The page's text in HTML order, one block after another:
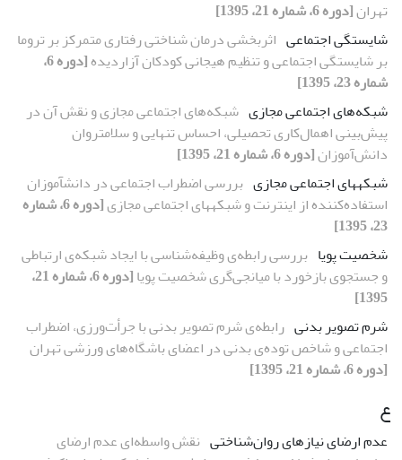
تهران[دوره 6، شماره 21، 1395]
شایستگی اجتماعی اثربخشی درمان شناختی رفتاری متمرکز بر تروما
بر شایستگی اجتماعی و تنظیم هیجانی کودکان آزاردیده
[دوره 6،
شماره 23، 1395]
شبکه‌های اجتماعی مجازی شبکه‌های اجتماعی مجازی و نقش آن در
پیش‌بینی اهمال‌کاری تحصیلی، احساس تنهایی و سلامت‏روان
دانش‌آموزان[دوره 6، شماره 21، 1395]
شبکه‎های اجتماعی مجازی
بررسی اضطراب اجتماعی در دانش‎آموزان
استفاده‌کننده از اینترنت و شبکه‎های اجتماعی مجازی
[دوره 6، شماره
23، 1395]
شخصیت پویا بررسی رابطه‌ی وظیفه‌شناسی با ایجاد شبکه‌ی ارتباطی
و جستجوی بازخورد با میانجی‌گری شخصیت پویا
[دوره 6، شماره 21،
1395]
شرم تصویر بدنی رابطه‌ی شرم تصویر بدنی با جرأت‌ورزی، اضطراب
اجتماعی و شاخص توده‌ی بدنی در اعضای باشگاه‌های ورزشی تهران
[دوره 6، شماره 21، 1395]
ع
عدم ارضای نیازهای روان‌شناختی نقش واسطه‌ای عدم ارضای